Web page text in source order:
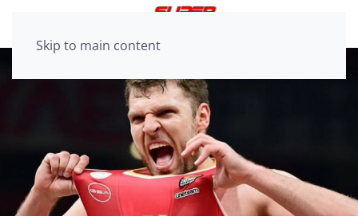
Skip to main content